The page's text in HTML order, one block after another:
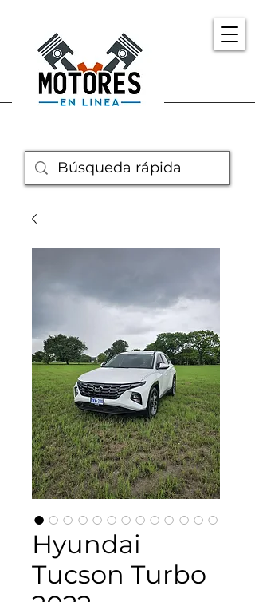
Hyundai
Tucson Turbo